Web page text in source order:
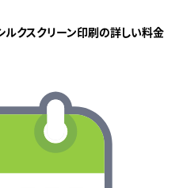
クスクリーン印刷の詳しい料金